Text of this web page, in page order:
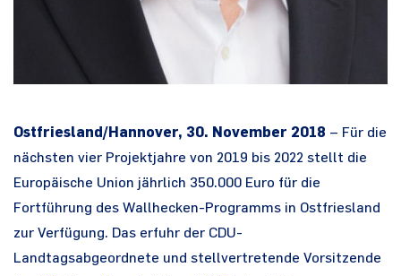
Ostfriesland/Hannover, 30. November 2018 – Für die
nächsten vier Projektjahre von 2019 bis 2022 stellt die
Europäische Union jährlich 350.000 Euro für die
Fortführung des Wallhecken-Programms in Ostfriesland
zur Verfügung. Das erfuhr der CDU-
Landtagsabgeordnete und stellvertretende Vorsitzende